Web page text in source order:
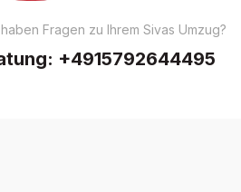
Fragen zu Ihrem Sivas Umzug?
+4915792644495